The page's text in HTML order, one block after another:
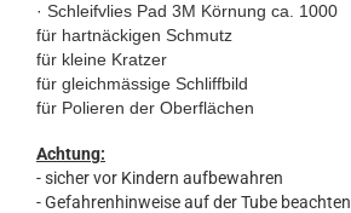
· Schleifvlies Pad 3M Körnung ca. 1000
für hartnäckigen Schmutz
für kleine Kratzer
für gleichmässige Schliffbild
für Polieren der Oberflächen
Achtung:
- sicher vor Kindern aufbewahren
- Gefahrenhinweise auf der Tube beachten